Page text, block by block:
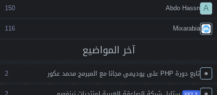
A
Abdo Hassn
150
Mixarabia
116
آخر المواضيع
تابع دورة PHP على يوديمي مجانا مع المبرمج محمد عكور 2